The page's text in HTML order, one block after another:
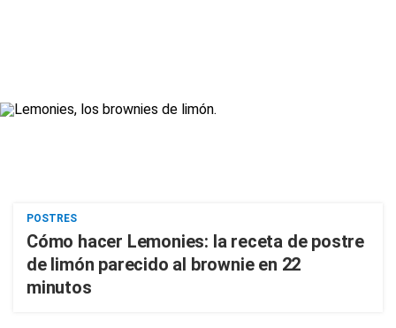
POSTRES
Cómo hacer Lemonies: la receta de postre
de limón parecido al brownie en 22
minutos